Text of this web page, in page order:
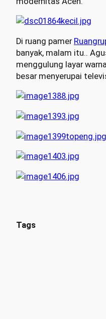
Di ruang pamer
banyak, malam itu..
menggulung layar
besar menyerupai
Tags